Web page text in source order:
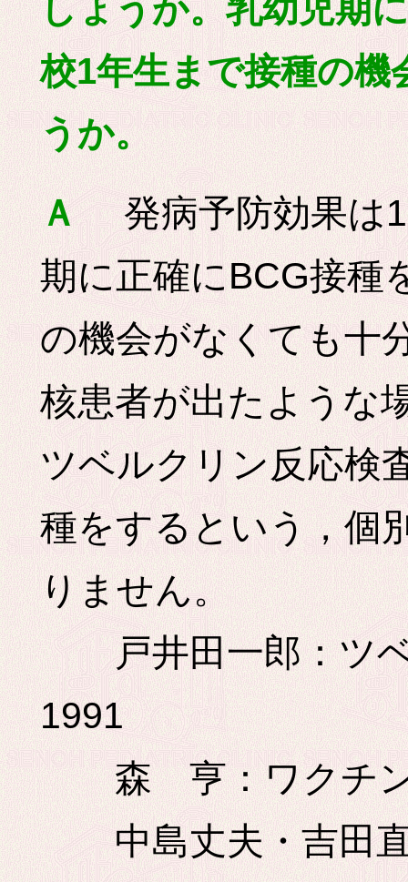
しょうか。乳幼児期
校1年生まで接種の
うか。
Ａ 発病予防効果は
期に正確にBCG接種
の機会がなくても十
核患者が出たような
ツベルクリン反応検
種をするという，個
りません。
戸井田一郎：ツベ
1991
森 亨：ワクチン
中島丈夫・吉田直